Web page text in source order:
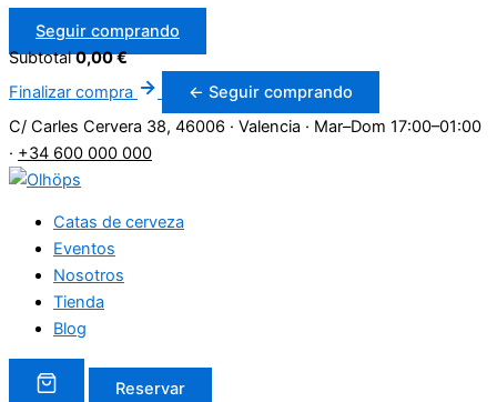
Seguir comprando
Subtotal 0,00€
Finalizar compra
← Seguir comprando
C/ Carles Cervera 38, 46006 · Valencia · Mar–Dom 17:00–01:00
· +34 600 000 000
Catas de cerveza
Eventos
Nosotros
Tienda
Blog
Reservar